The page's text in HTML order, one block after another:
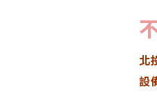
北
設